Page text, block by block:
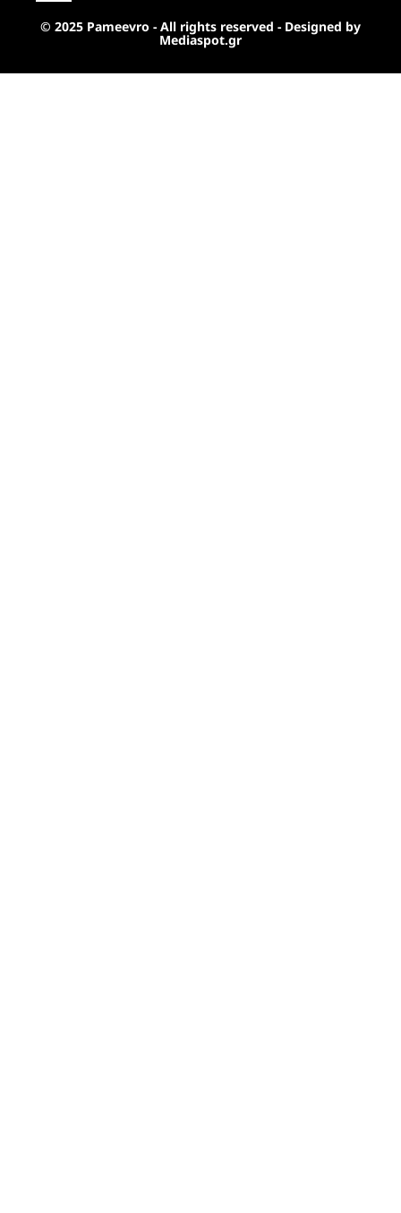
© 2025 Pameevro - All rights reserved - Designed by
Mediaspot.gr